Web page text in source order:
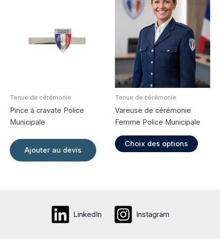
Les
être
sur
page
Tenue de cérémonie
Pince à cravate Police
Municipale
Ajouter au devis
Tenue de cérémonie
Vareuse de cérémonie
Femme Police Municipale
Choix des options
LinkedIn Instagram